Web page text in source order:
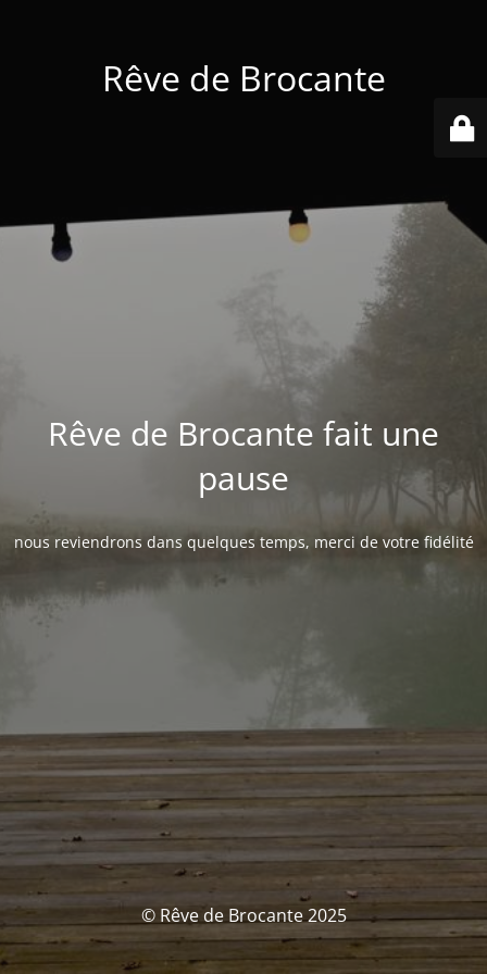
Rêve de Brocante
Rêve de Brocante fait une
pause
nous reviendrons dans quelques temps, merci de votre fidélité
© Rêve de Brocante 2025